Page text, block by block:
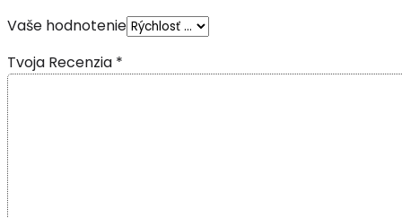
Vaše hodnotenie
Tvoja Recenzia *